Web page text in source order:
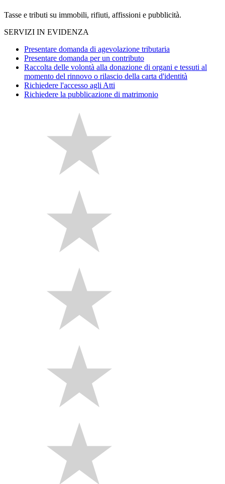
Tasse e tributi su immobili, rifiuti, affissioni e pubblicità.
SERVIZI IN EVIDENZA
Presentare domanda di agevolazione tributaria
Presentare domanda per un contributo
Raccolta delle volontà alla donazione di organi e tessuti al
momento del rinnovo o rilascio della carta d'identità
Richiedere l'accesso agli Atti
Richiedere la pubblicazione di matrimonio